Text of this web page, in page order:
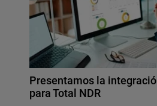
Presentamos la
para Total NDR